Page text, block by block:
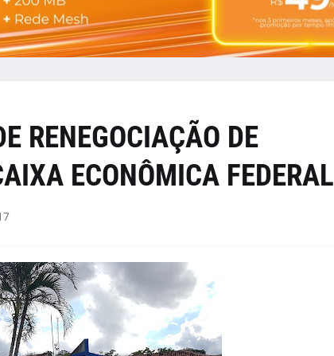
RENEGOCIAÇÃO DE
ECONÔMICA FEDERAL